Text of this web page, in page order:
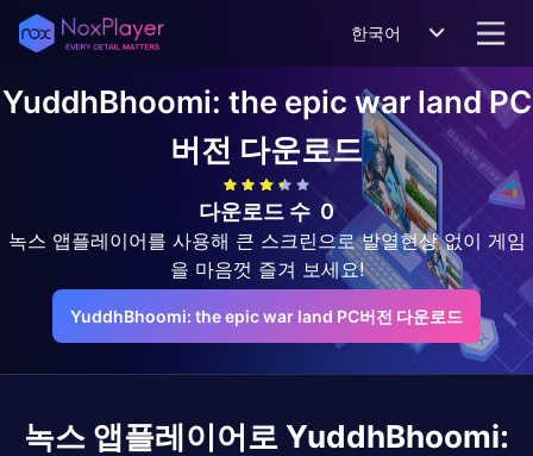
한국어
YuddhBhoomi: the epic war landPC
버전 다운로드
다운로드 수 0
녹스 앱플레이어를 사용해 큰 스크린으로 발열현상 없이 게임
을 마음껏 즐겨 보세요!
YuddhBhoomi: the epic war land PC버전 다운로드
녹스 앱플레이어로 YuddhBhoomi: